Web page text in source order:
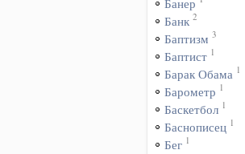
Банер
Банк 2
Баптизм 3
Баптист 1
Барак Обама 1
Барометр 1
Баскетбол 1
Баснописец 1
Бег 1